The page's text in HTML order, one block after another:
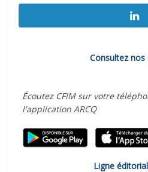
Consultez nos
Écoutez CFIM sur votre
l'application ARCQ
Ligne